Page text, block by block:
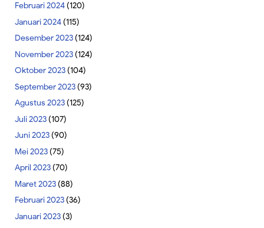
Februari 2024(120)
Januari 2024(115)
Desember 2023(124)
November 2023(124)
Oktober 2023(104)
September 2023(93)
Agustus 2023(125)
Juli 2023(107)
Juni 2023(90)
Mei 2023(75)
April 2023(70)
Maret 2023(88)
Februari 2023(36)
Januari 2023(3)